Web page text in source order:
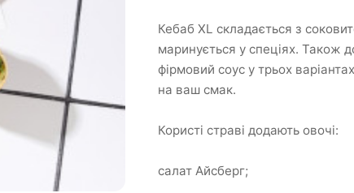
Кебаб XL складається з
маринується у спеціях. Також
фірмовий соус у трьох
на ваш смак.
Користі страві додають овочі:
салат Айсберг;